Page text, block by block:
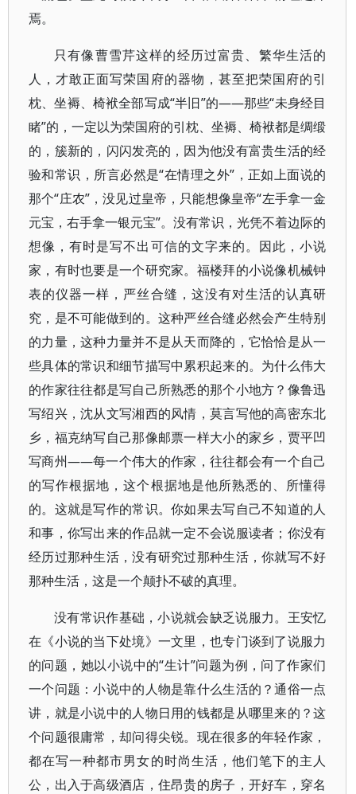
焉。
只有像曹雪芹这样的经历过富贵、繁华生活的
人，才敢正面写荣国府的器物，甚至把荣国府的引
枕、坐褥、椅袱全部写成“半旧”的——那些“未身经目
睹”的，一定以为荣国府的引枕、坐褥、椅袱都是绸缎
的，簇新的，闪闪发亮的，因为他没有富贵生活的经
验和常识，所言必然是“在情理之外”，正如上面说的
那个“庄农”，没见过皇帝，只能想像皇帝“左手拿一金
元宝，右手拿一银元宝”。没有常识，光凭不着边际的
想像，有时是写不出可信的文字来的。因此，小说
家，有时也要是一个研究家。福楼拜的小说像机械钟
表的仪器一样，严丝合缝，这没有对生活的认真研
究，是不可能做到的。这种严丝合缝必然会产生特别
的力量，这种力量并不是从天而降的，它恰恰是从一
些具体的常识和细节描写中累积起来的。为什么伟大
的作家往往都是写自己所熟悉的那个小地方？像鲁迅
写绍兴，沈从文写湘西的风情，莫言写他的高密东北
乡，福克纳写自己那像邮票一样大小的家乡，贾平凹
写商州——每一个伟大的作家，往往都会有一个自己
的写作根据地，这个根据地是他所熟悉的、所懂得
的。这就是写作的常识。你如果去写自己不知道的人
和事，你写出来的作品就一定不会说服读者；你没有
经历过那种生活，没有研究过那种生活，你就写不好
那种生活，这是一个颠扑不破的真理。
没有常识作基础，小说就会缺乏说服力。王安忆
在《小说的当下处境》一文里，也专门谈到了说服力
的问题，她以小说中的“生计”问题为例，问了作家们
一个问题：小说中的人物是靠什么生活的？通俗一点
讲，就是小说中的人物日用的钱都是从哪里来的？这
个问题很庸常，却问得尖锐。现在很多的年轻作家，
都在写一种都市男女的时尚生活，他们笔下的主人
公，出入于高级酒店，住昂贵的房子，开好车，穿名